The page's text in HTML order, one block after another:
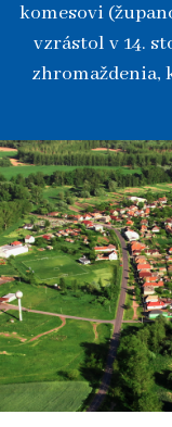
komesovi
vzrástol v 14.
zhromaždenia,